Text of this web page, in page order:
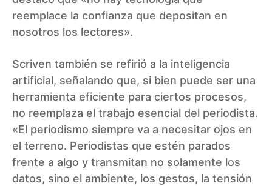
reemplace la confianza que depositan en
nosotros los lectores».
Scriven también se refirió a la inteligencia
artificial, señalando que, si bien puede ser una
herramienta eficiente para ciertos procesos,
no reemplaza el trabajo esencial del periodista.
«El periodismo siempre va a necesitar ojos en
el terreno. Periodistas que estén parados
frente a algo y transmitan no solamente los
datos, sino el ambiente, los gestos, la tensión